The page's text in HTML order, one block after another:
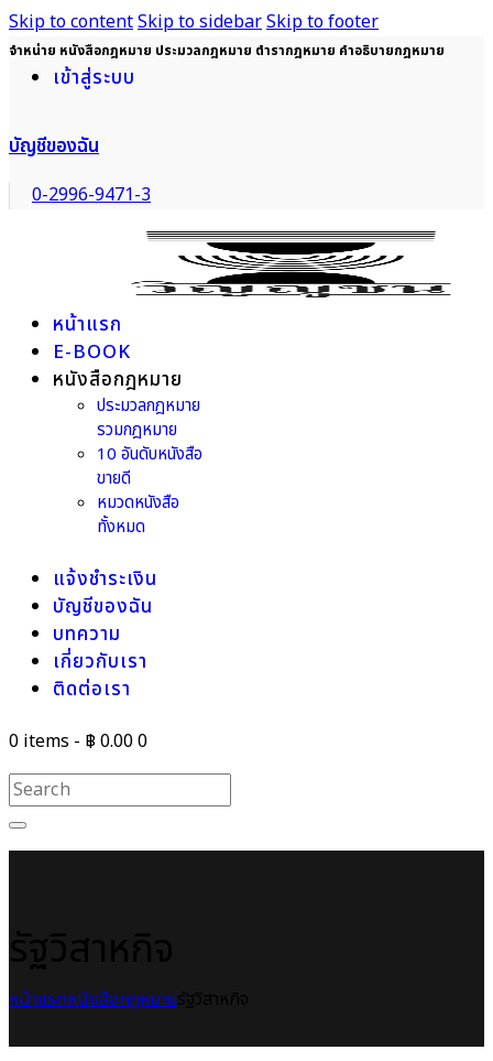
Skip to contentSkip to sidebarSkip to footer
จำหน่าย หนังสือกฎหมาย ประมวลกฎหมาย ตำรากฎหมาย คำอธิบายกฎหมาย
เข้าสู่ระบบ
บัญชีของฉัน
0-2996-9471-3
หน้าแรก
E-BOOK
หนังสือกฎหมาย
ประมวลกฎหมาย
รวมกฎหมาย
10 อันดับหนังสือ
ขายดี
หมวดหนังสือ
ทั้งหมด
แจ้งชำระเงิน
บัญชีของฉัน
บทความ
เกี่ยวกับเรา
ติดต่อเรา
0 items - ฿ 0.000
หน้าแรกหนังสือกฎหมาย